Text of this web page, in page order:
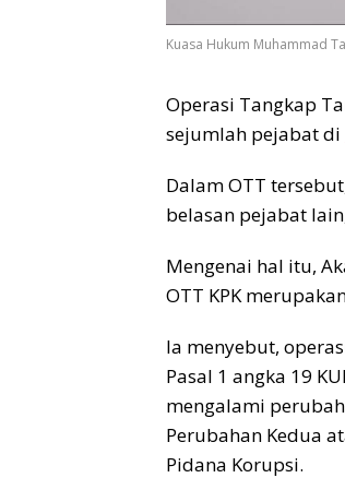
Kuasa Hukum Muhammad
Operasi Tangkap
sejumlah pejabat di
Dalam OTT
belasan pejabat
Mengenai hal itu,
OTT KPK
Ia menyebut,
Pasal 1 angka 19
mengalami
Perubahan Kedua
Pidana Korupsi.